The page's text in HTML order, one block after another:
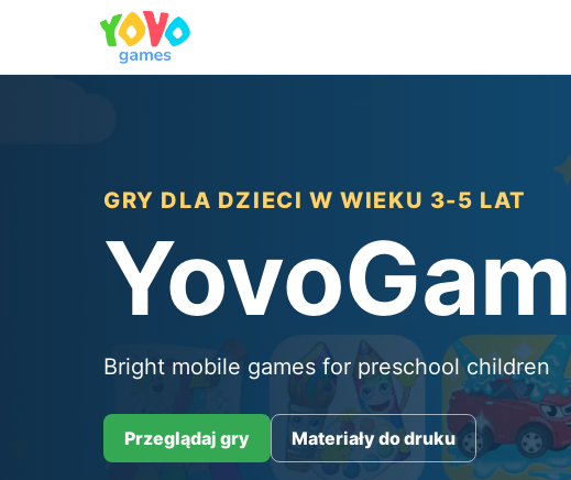
GRY DLA DZIECI W WIEKU 3-5 LAT
Bright mobile games for preschool children
Przeglądaj gry Materiały do druku